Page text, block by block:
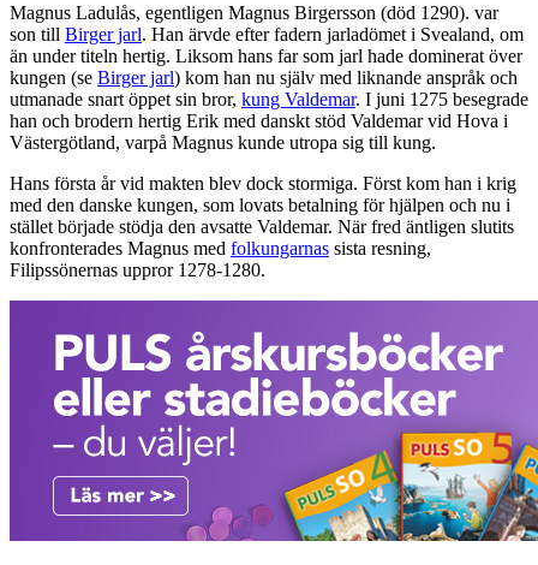
Magnus Ladulås, egentligen Magnus Birgersson (död 1290). var
son till Birger jarl. Han ärvde efter fadern jarladömet i Svealand, om
än under titeln hertig. Liksom hans far som jarl hade dominerat över
kungen (se Birger jarl) kom han nu själv med liknande anspråk och
utmanade snart öppet sin bror, kung Valdemar. I juni 1275 besegrade
han och brodern hertig Erik med danskt stöd Valdemar vid Hova i
Västergötland, varpå Magnus kunde utropa sig till kung.
Hans första år vid makten blev dock stormiga. Först kom han i krig
med den danske kungen, som lovats betalning för hjälpen och nu i
stället började stödja den avsatte Valdemar. När fred äntligen slutits
konfronterades Magnus med folkungarnas sista resning,
Filipssönernas uppror 1278-1280.